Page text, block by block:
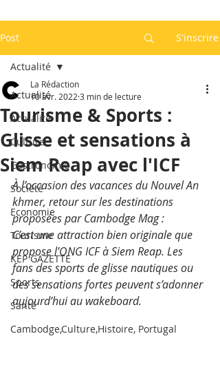
Post S'inscrire
Actualité
Actualité
Culture
Gastronomie
Société
Economie
Tourisme
KEP GAZETTE
Sports
Santé
Cambodge,Culture,Histoire, Portugal
Actualité
Tourisme & Sports :
Glisse et sensations à
Siem Reap avec l'ICF
La Rédaction
10 avr. 2022 3 min de lecture
À l’occasion des vacances du Nouvel An
khmer, retour sur les destinations
proposées par Cambodge Mag :
C’est une attraction bien originale que
propose l’ONG ICF à Siem Reap. Les
fans des sports de glisse nautiques ou
des sensations fortes peuvent s’adonner
aujourd’hui au wakeboard.